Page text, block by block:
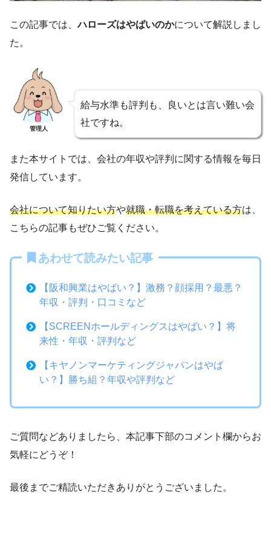
この記事では、ハローズはやばいのかについて解説しまし
た。
管理人
給与水準も評判も、良いとは言い難い会
社ですね。
また本サイトでは、会社の年収や評判に関する情報を毎日
発信しています。
会社について知りたい方や就職・転職を考えている方は、
こちらの記事もぜひご覧ください。
あわせて読みたい記事
【阪和興業はやばい？】激務？顔採用？最悪？
年収・評判・口コミなど
【SCREENホールディングスはやばい？】将
来性・年収・評判など
【キヤノンマーケティングジャパンはやば
い？】勝ち組？年収や評判など
ご質問などありましたら、本記事下部のコメント欄からお
気軽にどうぞ！
最後までご精読いただきありがとうございました。